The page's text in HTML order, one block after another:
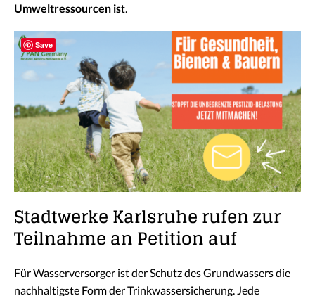
Umweltressourcen ist.
Stadtwerke Karlsruhe rufen zur
Teilnahme an Petition auf
Für Wasserversorger ist der Schutz des Grundwassers die
nachhaltigste Form der Trinkwassersicherung. Jede
Save